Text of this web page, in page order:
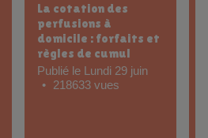
Cotation
ablation de sonde
urinaire pour IDEL :
protocole et tarifs
Publié le Samedi 6 juin
32854 vues